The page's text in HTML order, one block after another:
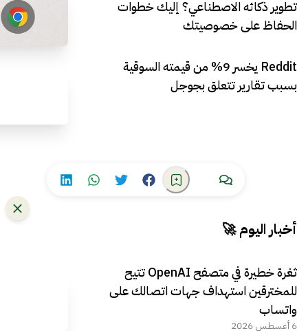
تطوير ذكائه الاصطناعي؟ إليك خطوات
الحفاظ على خصوصيتك
Reddit يخسر 9% من قيمته السوقية
بسبب تقارير تتعلق بجوجل
أخبار اليوم 🚀
ثغرة خطيرة في متصفح OpenAI تتيح
للمخترقين استهداف جهات اتصالك على
واتساب
6 أغسطس 2026